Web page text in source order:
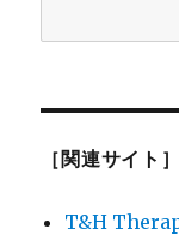
［関連サイト］
T&H